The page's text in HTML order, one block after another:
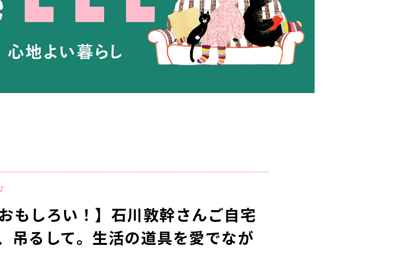
もしろい！】石川敦幹さんご自宅
吊るして。生活の道具を愛でなが